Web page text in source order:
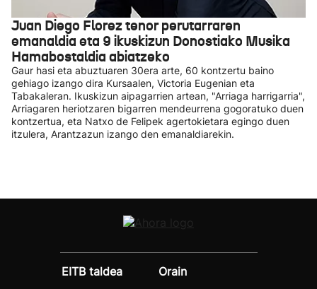
Juan Diego Florez tenor perutarraren
emanaldia eta 9 ikuskizun Donostiako Musika
Hamabostaldia abiatzeko
Gaur hasi eta abuztuaren 30era arte, 60 kontzertu baino
gehiago izango dira Kursaalen, Victoria Eugenian eta
Tabakaleran. Ikuskizun aipagarrien artean, "Arriaga harrigarria",
Arriagaren heriotzaren bigarren mendeurrena gogoratuko duen
kontzertua, eta Natxo de Felipek agertokietara egingo duen
itzulera, Arantzazun izango den emanaldiarekin.
EITB taldea
Orain